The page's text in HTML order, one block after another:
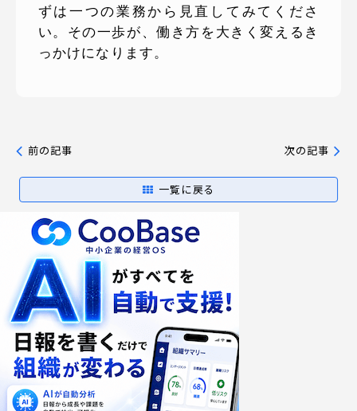
ずは一つの業務から見直してみてくださ
い。その一歩が、働き方を大きく変えるき
っかけになります。
前の記事
一覧に戻る
次の記事